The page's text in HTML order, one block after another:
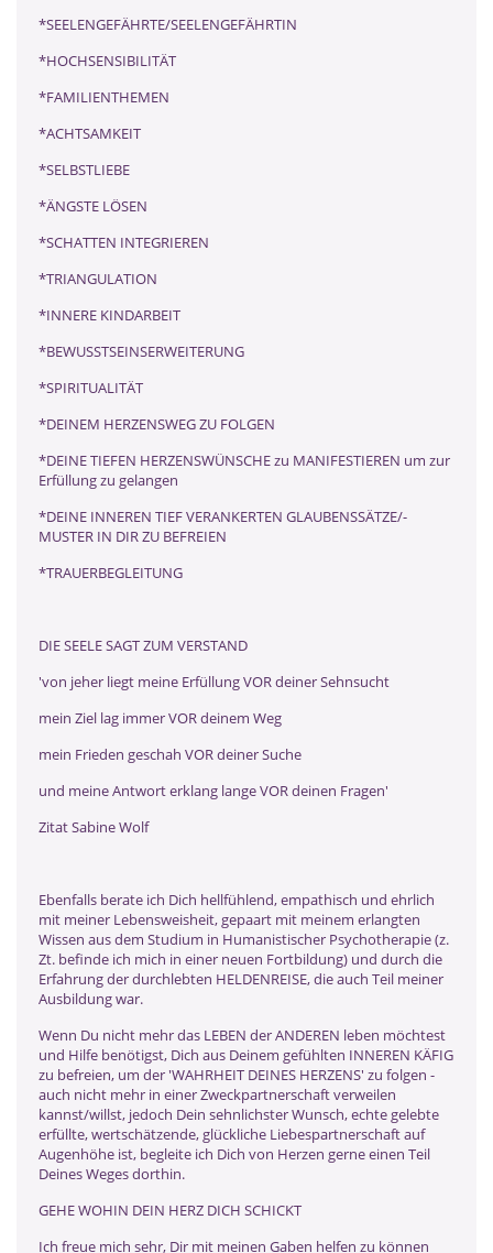
*SEELENGEFÄHRTE/SEELENGEFÄHRTIN
*HOCHSENSIBILITÄT
*FAMILIENTHEMEN
*ACHTSAMKEIT
*SELBSTLIEBE
*ÄNGSTE LÖSEN
*SCHATTEN INTEGRIEREN
*TRIANGULATION
*INNERE KINDARBEIT
*BEWUSSTSEINSERWEITERUNG
*SPIRITUALITÄT
*DEINEM HERZENSWEG ZU FOLGEN
*DEINE TIEFEN HERZENSWÜNSCHE zu MANIFESTIEREN um zur
Erfüllung zu gelangen
*DEINE INNEREN TIEF VERANKERTEN GLAUBENSSÄTZE/-
MUSTER IN DIR ZU BEFREIEN
*TRAUERBEGLEITUNG
DIE SEELE SAGT ZUM VERSTAND
'von jeher liegt meine Erfüllung VOR deiner Sehnsucht
mein Ziel lag immer VOR deinem Weg
mein Frieden geschah VOR deiner Suche
und meine Antwort erklang lange VOR deinen Fragen'
Zitat Sabine Wolf
Ebenfalls berate ich Dich hellfühlend, empathisch und ehrlich
mit meiner Lebensweisheit, gepaart mit meinem erlangten
Wissen aus dem Studium in Humanistischer Psychotherapie (z.
Zt. befinde ich mich in einer neuen Fortbildung) und durch die
Erfahrung der durchlebten HELDENREISE, die auch Teil meiner
Ausbildung war.
Wenn Du nicht mehr das LEBEN der ANDEREN leben möchtest
und Hilfe benötigst, Dich aus Deinem gefühlten INNEREN KÄFIG
zu befreien, um der 'WAHRHEIT DEINES HERZENS' zu folgen -
auch nicht mehr in einer Zweckpartnerschaft verweilen
kannst/willst, jedoch Dein sehnlichster Wunsch, echte gelebte
erfüllte, wertschätzende, glückliche Liebespartnerschaft auf
Augenhöhe ist, begleite ich Dich von Herzen gerne einen Teil
Deines Weges dorthin.
GEHE WOHIN DEIN HERZ DICH SCHICKT
Ich freue mich sehr, Dir mit meinen Gaben helfen zu können